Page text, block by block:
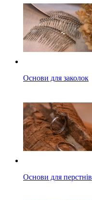
Основи для заколок
Основи для перстнів